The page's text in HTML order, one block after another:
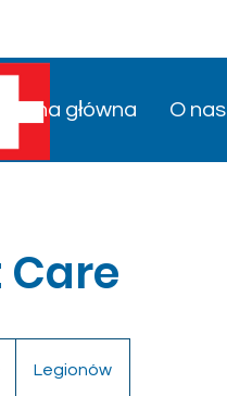
Strona główna O nas
Legionów